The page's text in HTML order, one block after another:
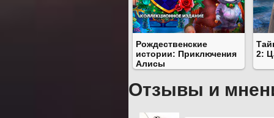
Рождественские
истории: Приключения
Алисы
2:
Отзывы и